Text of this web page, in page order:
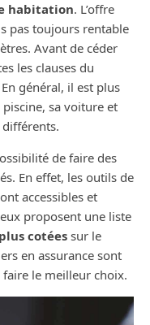
habitation. L’offre
pas toujours rentable
Avant de céder
les clauses du
général, il est plus
piscine, sa voiture et
de faire des
En effet, les outils de
accessibles et
proposent une liste
cotées sur le
en assurance sont
le meilleur choix.